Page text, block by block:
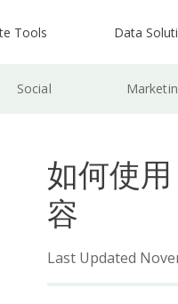
Tools Data
Social
如何使
容
Last Updated